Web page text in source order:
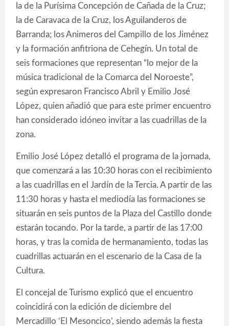
la de la Purísima Concepción de Cañada de la Cruz;
la de Caravaca de la Cruz, los Aguilanderos de
Barranda; los Animeros del Campillo de los Jiménez
y la formación anfitriona de Cehegín. Un total de
seis formaciones que representan “lo mejor de la
música tradicional de la Comarca del Noroeste”,
según expresaron Francisco Abril y Emilio José
López, quien añadió que para este primer encuentro
han considerado idóneo invitar a las cuadrillas de la
zona.
Emilio José López detalló el programa de la jornada,
que comenzará a las 10:30 horas con el recibimiento
a las cuadrillas en el Jardín de la Tercia. A partir de las
11:30 horas y hasta el mediodía las formaciones se
situarán en seis puntos de la Plaza del Castillo donde
estarán tocando. Por la tarde, a partir de las 17:00
horas, y tras la comida de hermanamiento, todas las
cuadrillas actuarán en el escenario de la Casa de la
Cultura.
El concejal de Turismo explicó que el encuentro
coincidirá con la edición de diciembre del
Mercadillo ‘El Mesoncico’, siendo además la fiesta